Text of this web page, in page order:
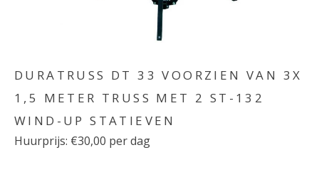
DURATRUSS DT 33 VOORZIEN VAN 3X
1,5 METER TRUSS MET 2 ST-132
WIND-UP STATIEVEN
Huurprijs: €30,00 per dag